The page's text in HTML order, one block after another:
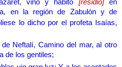
vino y habitó [residió]en
en la región de Zabulón y de
lo dicho por el profeta Isaías,
Neftalí, Camino del mar, al otro
de los gentiles;